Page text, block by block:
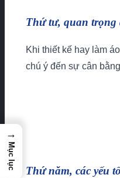
Thứ tư, quan trọng
Khi thiết kế hay làm
chú ý đến sự cân
Thứ năm, các yếu
→
Mục lục